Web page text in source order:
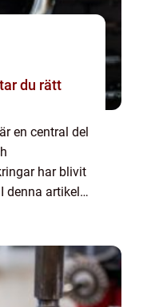
en central del
har blivit
denna artikel